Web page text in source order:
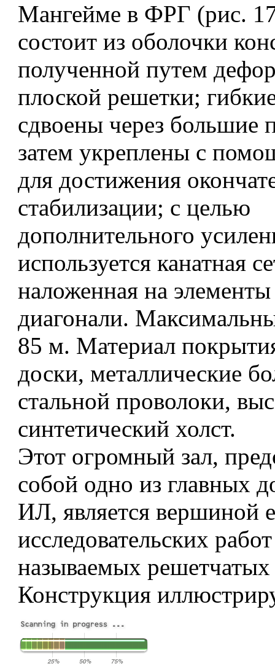
Мангейме в ФРГ (рис.
состоит из оболочки
полученной путем
плоской решетки;
сдвоены через большие
затем укреплены с
для достижения
стабилизации; с целью
дополнительного
используется канатная
наложенная на
диагонали.
85 м. Материал
доски, металлические
стальной проволоки,
синтетический холст.
Этот огромный зал,
собой одно из главных
ИЛ, является вершиной
исследовательских
называемых решетчатых
Конструкция